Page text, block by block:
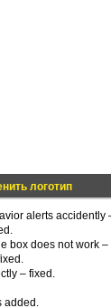
логотип
alerts accidently
box does not work –
– fixed.
added.